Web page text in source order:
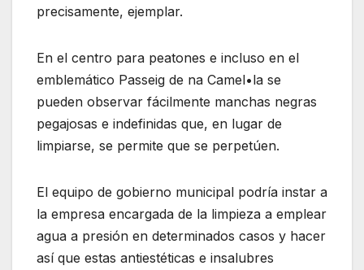
precisamente, ejemplar.
En el centro para peatones e incluso en el
emblemático Passeig de na Camel•la se
pueden observar fácilmente manchas negras
pegajosas e indefinidas que, en lugar de
limpiarse, se permite que se perpetúen.
El equipo de gobierno municipal podría instar a
la empresa encargada de la limpieza a emplear
agua a presión en determinados casos y hacer
así que estas antiestéticas e insalubres